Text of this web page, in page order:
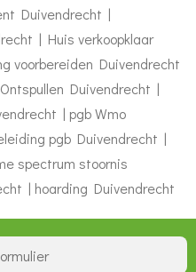
Duivendrecht |
| Huis verkoopklaar
voorbereiden Duivendrecht
Duivendrecht |
| pgb Wmo
pgb Duivendrecht |
spectrum stoornis
| hoarding Duivendrecht